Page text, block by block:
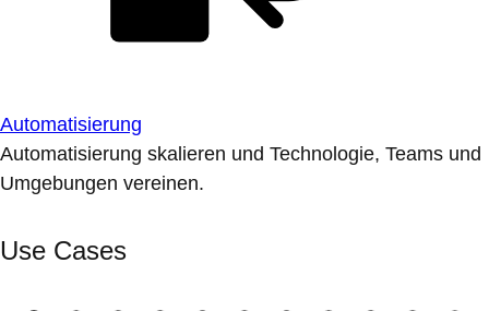
Automatisierung
Automatisierung skalieren und Technologie, Teams und
Umgebungen vereinen.
Use Cases